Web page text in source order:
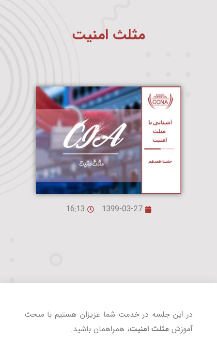
مثلث امنیت
1399-03-27
16:13
در این جلسه در خدمت شما عزیزان هستیم با مبحث
آموزش مثلث امنیت، همراهمان باشید.